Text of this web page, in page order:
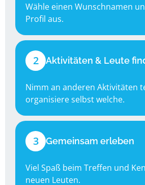
Wähle einen Wunschnamen
Profil aus.
2 Aktivitäten & Leute
Nimm an anderen Aktivitäten
organisiere selbst welche.
3 Gemeinsam erleben
Viel Spaß beim Treffen und
neuen Leuten.